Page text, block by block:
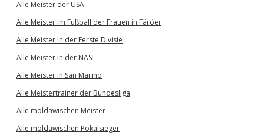
Alle Meister der USA
Alle Meister im Fußball der Frauen in Färöer
Alle Meister in der Eerste Divisie
Alle Meister in der NASL
Alle Meister in San Marino
Alle Meistertrainer der Bundesliga
Alle moldawischen Meister
Alle moldawischen Pokalsieger